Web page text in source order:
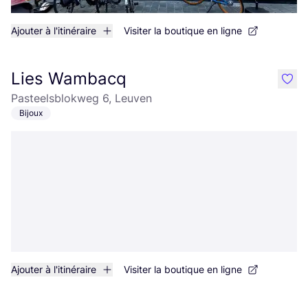
Ajouter à l'itinéraire Visiter la boutique en ligne
Lies Wambacq
Pasteelsblokweg 6, Leuven
Bijoux
Ajouter à l'itinéraire Visiter la boutique en ligne
like